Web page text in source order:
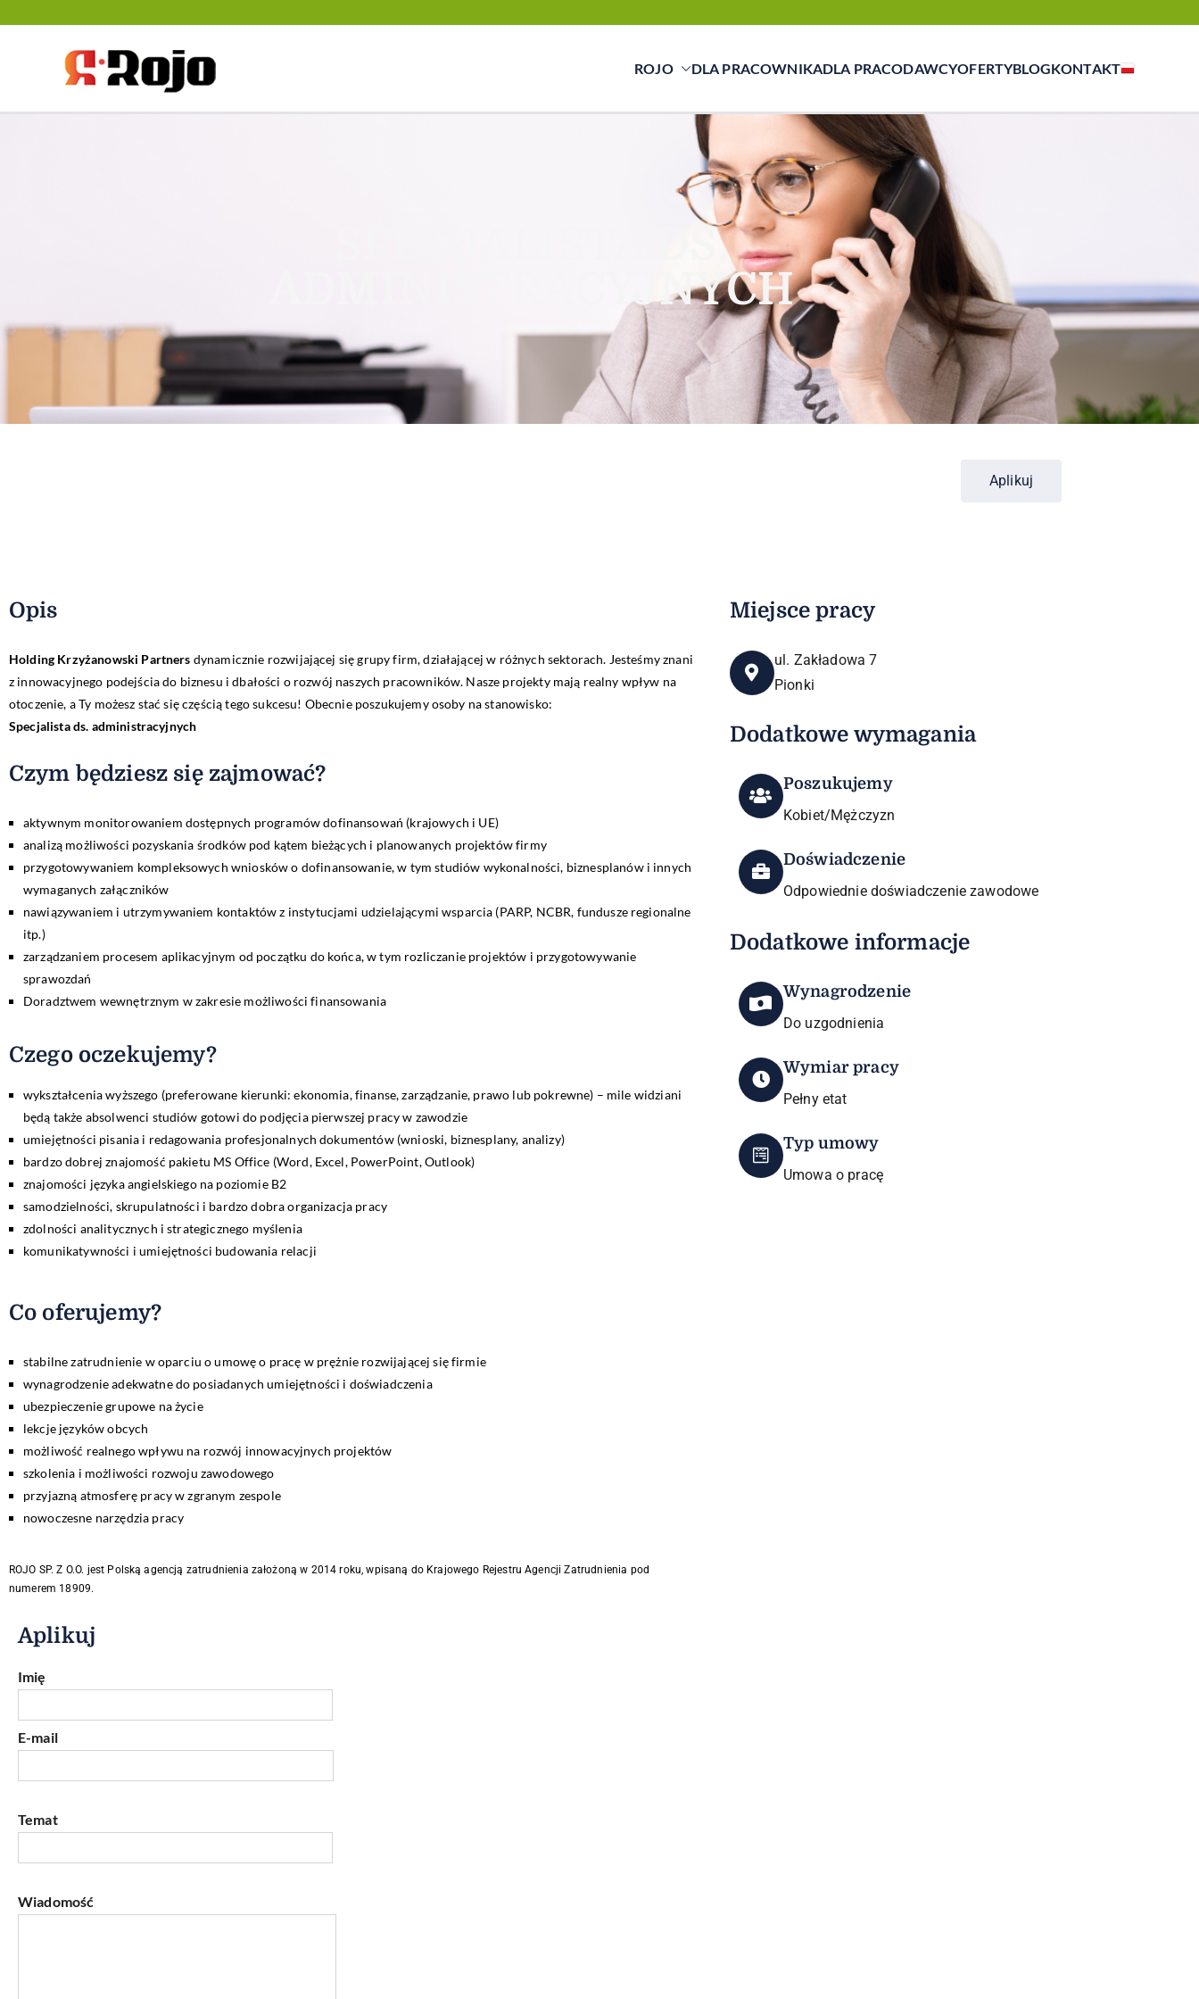
między pracodawcą a pracownikiem
ROJO DLA PRACOWNIKADLA PRACODAWCYOFERTYBLOGKONTAKT
SPECJALISTA DS.
ADMINISTRACYJNYCH
Aplikuj
Opis
Holding Krzyżanowski Partners dynamicznie rozwijającej się grupy firm, działającej w różnych sektorach. Jesteśmy znani
z innowacyjnego podejścia do biznesu i dbałości o rozwój naszych pracowników. Nasze projekty mają realny wpływ na
otoczenie, a Ty możesz stać się częścią tego sukcesu! Obecnie poszukujemy osoby na stanowisko:
Specjalista ds. administracyjnych
Czym będziesz się zajmować?
aktywnym monitorowaniem dostępnych programów dofinansowań (krajowych i UE)
analizą możliwości pozyskania środków pod kątem bieżących i planowanych projektów firmy
przygotowywaniem kompleksowych wniosków o dofinansowanie, w tym studiów wykonalności, biznesplanów i innych
wymaganych załączników
nawiązywaniem i utrzymywaniem kontaktów z instytucjami udzielającymi wsparcia (PARP, NCBR, fundusze regionalne
itp.)
zarządzaniem procesem aplikacyjnym od początku do końca, w tym rozliczanie projektów i przygotowywanie
sprawozdań
Doradztwem wewnętrznym w zakresie możliwości finansowania
Czego oczekujemy?
wykształcenia wyższego (preferowane kierunki: ekonomia, finanse, zarządzanie, prawo lub pokrewne) – mile widziani
będą także absolwenci studiów gotowi do podjęcia pierwszej pracy w zawodzie
umiejętności pisania i redagowania profesjonalnych dokumentów (wnioski, biznesplany, analizy)
bardzo dobrej znajomość pakietu MS Office (Word, Excel, PowerPoint, Outlook)
znajomości języka angielskiego na poziomie B2
samodzielności, skrupulatności i bardzo dobra organizacja pracy
zdolności analitycznych i strategicznego myślenia
komunikatywności i umiejętności budowania relacji
Co oferujemy?
stabilne zatrudnienie w oparciu o umowę o pracę w prężnie rozwijającej się firmie
wynagrodzenie adekwatne do posiadanych umiejętności i doświadczenia
ubezpieczenie grupowe na życie
lekcje języków obcych
możliwość realnego wpływu na rozwój innowacyjnych projektów
szkolenia i możliwości rozwoju zawodowego
przyjazną atmosferę pracy w zgranym zespole
nowoczesne narzędzia pracy
ROJO SP. Z O.O. jest Polską agencją zatrudnienia założoną w 2014 roku, wpisaną do Krajowego Rejestru Agencji Zatrudnienia pod
numerem 18909.
Miejsce pracy
ul. Zakładowa 7
Pionki
Dodatkowe wymagania
Poszukujemy
Kobiet/Mężczyzn
Doświadczenie
Odpowiednie doświadczenie zawodowe
Dodatkowe informacje
Wynagrodzenie
Do uzgodnienia
Wymiar pracy
Pełny etat
Typ umowy
Umowa o pracę
Aplikuj
Imię
E-mail
Temat
Wiadomość